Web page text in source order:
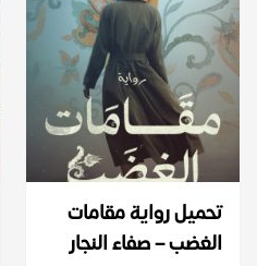
تحميل رواية مقامات
الغضب – صفاء النجار